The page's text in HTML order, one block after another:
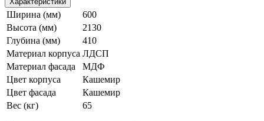
Ширина (мм)
600
Высота (мм)
2130
Глубина (мм)
410
Материал корпуса ЛДСП
Материал фасада
МДФ
Цвет корпуса
Кашемир
Цвет фасада
Кашемир
Вес (кг)
65